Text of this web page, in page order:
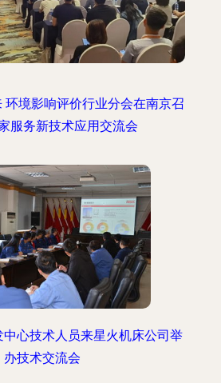
环境影响评价行业分会在南京召
服务新技术应用交流会
中心技术人员来星火机床公司举
办技术交流会